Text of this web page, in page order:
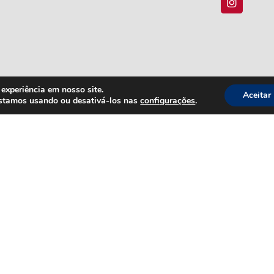
em nosso site.
usando ou desativá-los nasconfigurações. Aceitar